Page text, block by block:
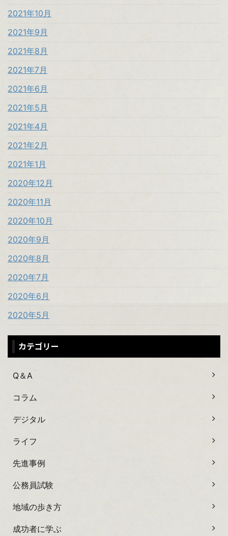
2021年10月
2021年9月
2021年8月
2021年7月
2021年6月
2021年5月
2021年4月
2021年2月
2021年1月
2020年12月
2020年11月
2020年10月
2020年9月
2020年8月
2020年7月
2020年6月
2020年5月
カテゴリー
Q＆A
コラム
デジタル
ライフ
先進事例
公務員試験
地域の歩き方
成功者に学ぶ